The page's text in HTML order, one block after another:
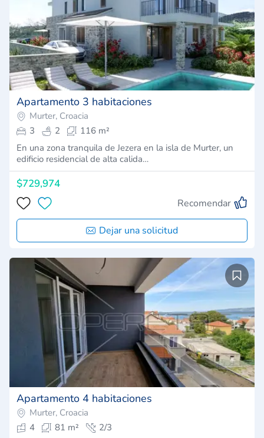
Apartamento 3 habitaciones
Murter, Croacia
3
2
116 m²
En una zona tranquila de Jezera en la isla de Murter, un
edificio residencial de alta calida…
$729,974
Recomendar
Dejar una solicitud
Apartamento 4 habitaciones
Murter, Croacia
4
81 m²
2/3